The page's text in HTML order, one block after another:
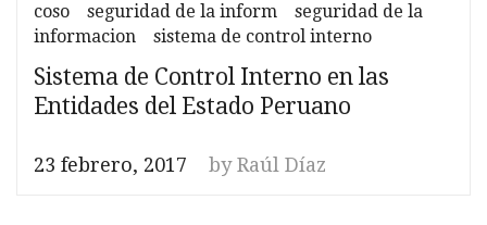
coso
seguridad de la inform
seguridad de la
informacion
sistema de control interno
Sistema de Control Interno en las
Entidades del Estado Peruano
23 febrero, 2017 byRaúl Díaz